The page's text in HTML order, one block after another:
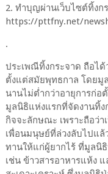
2. ทำบุญผ่านเว็บไซต์ทิ้งก
https://pttfny.net/
.
ประเพณีทิ้งกระจาด ถือไ
ตั้งแต่สมัยพุทธกาล โดยมู
นานไม่ต่ำกว่าอายุการก่อ
มูลนิธิแห่งแรกที่จัดงานทิ้ง
กิจจะลักษณะ เพราะถือว่
เพื่อนมนุษย์ที่ล่วงลับไปแ
ทานให้แก่ผู้ยากไร้ ที่มูลนิ
เช่น ข้าวสารอาหารแห้ง